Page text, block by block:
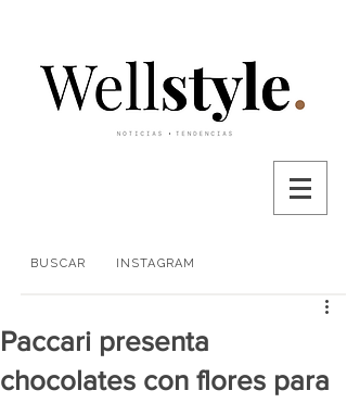
BUSCAR INSTAGRAM
Paccari presenta
chocolates con flores para